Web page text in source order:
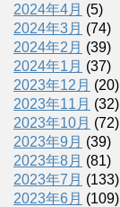
2024年4月 (5)
2024年3月 (74)
2024年2月 (39)
2024年1月 (37)
2023年12月 (20)
2023年11月 (32)
2023年10月 (72)
2023年9月 (39)
2023年8月 (81)
2023年7月 (133)
2023年6月 (109)